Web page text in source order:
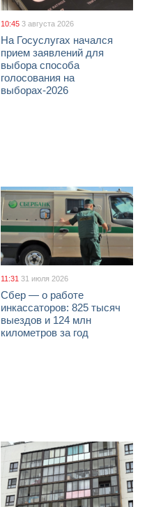
10:45 3 августа 2026
На Госуслугах начался
прием заявлений для
выбора способа
голосования на
выборах-2026
11:31 31 июля 2026
Сбер — о работе
инкассаторов: 825 тысяч
выездов и 124 млн
километров за год